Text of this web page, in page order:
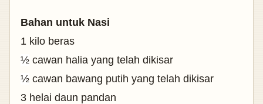
Bahan untuk Nasi
1 kilo beras
½ cawan halia yang telah dikisar
½ cawan bawang putih yang telah dikisar
3 helai daun pandan